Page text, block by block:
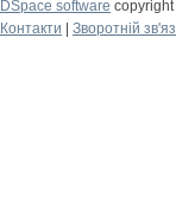
DSpace software
Контакти
Зворотній